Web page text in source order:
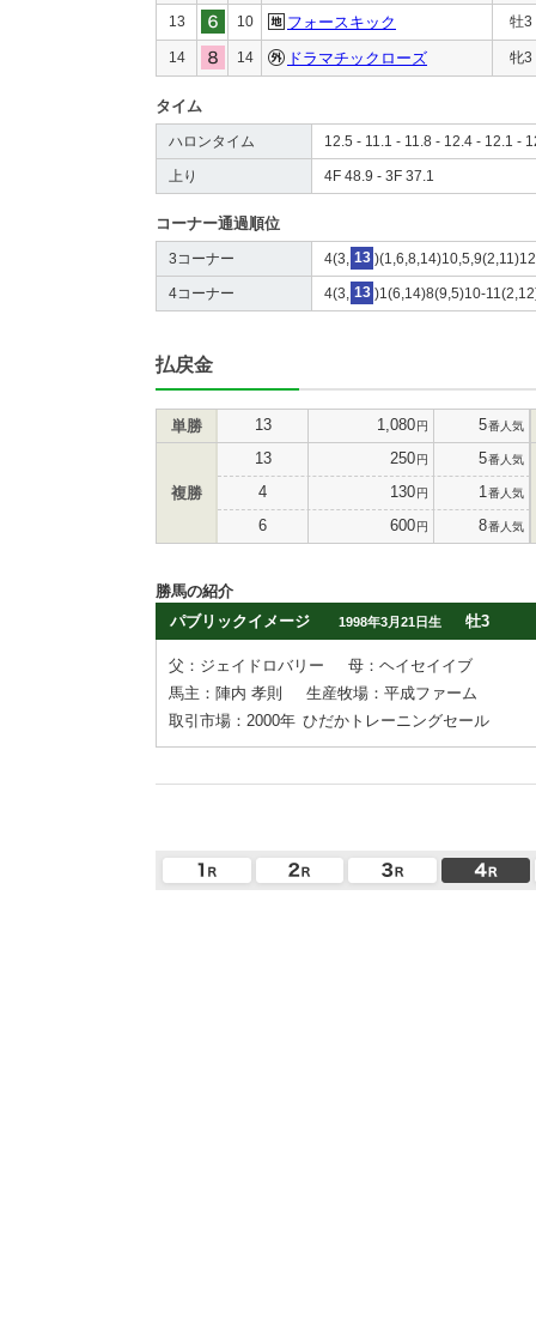
13 10 フォースキック 牡3
14 14 ドラマチックローズ 牝3
タイム
ハロンタイム 12.5 - 11.1 - 11.8 - 12.4 - 12.1 -
上り 4F 48.9 - 3F 37.1
コーナー通過順位
3コーナー 4(3, 13
4コーナー 4(3, 13 )1(6,14)8(9,5)10-
払戻金
単勝 13 1,080円 5番人気
複勝
13 250円 5番人気
4 130円 1 番人気
6 600円 8番人気
勝馬の紹介
パブリックイメージ
1998年3月21日生 牡3
父：ジェイドロバリー
母：ヘイセイイブ
馬主：陣内 孝則
生産牧場：平成ファーム
取引市場：2000年 ひだかトレーニングセール